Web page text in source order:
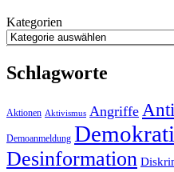
Kategorien
Schlagworte
Aktionen Aktivismus Angriffe
Demoanmeldung
Desinformation